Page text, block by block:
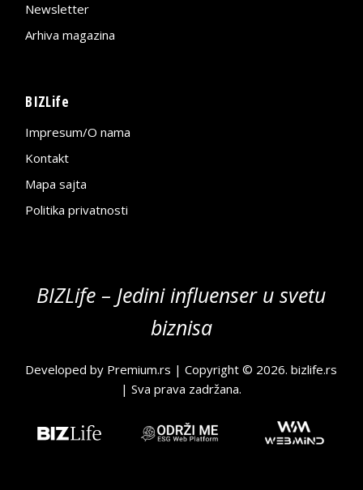
Newsletter
Arhiva magazina
BIZLife
Impresum/O nama
Kontakt
Mapa sajta
Politika privatnosti
BIZLife – Jedini influenser u svetu
biznisa
Developed by Premium.rs | Copyright © 2026.bizlife.rs
| Sva prava zadržana.